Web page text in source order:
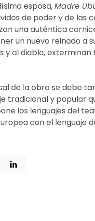
esposa,Madre
de poder y de las
una auténtica
un nuevo reinado a
y al diablo,
de la obra se debe
tradicional y popular
los lenguajes del
con el lenguaje